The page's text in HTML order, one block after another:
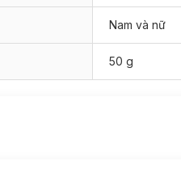
Nam và nữ
50 g